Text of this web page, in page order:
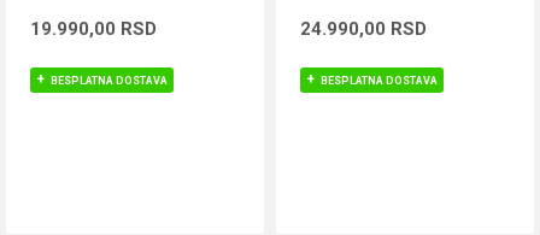
19.990,00 RSD
BESPLATNA DOSTAVA
24.990,00 RSD
BESPLATNA DOSTAVA